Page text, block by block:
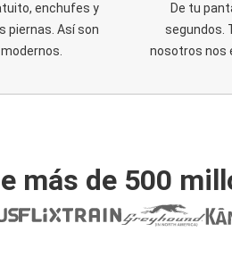
enchufes y
piernas. Así son
De tu
segundos.
nosotros nos
más de 500